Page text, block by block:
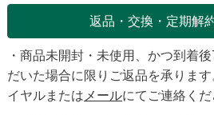
返品・交換・定期解
・商品未開封・未使用、かつ到着
だいた場合に限りご返品を承りま
イヤルまたは メールにてご連絡くだ